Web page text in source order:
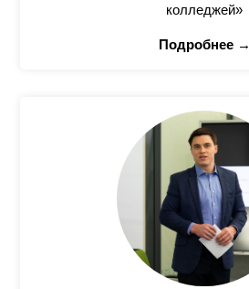
колледжей»
Подробнее →